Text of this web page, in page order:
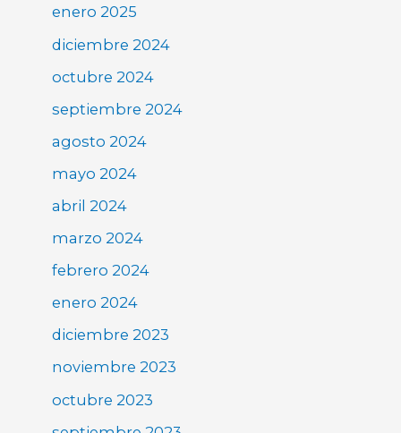
enero 2025
diciembre 2024
octubre 2024
septiembre 2024
agosto 2024
mayo 2024
abril 2024
marzo 2024
febrero 2024
enero 2024
diciembre 2023
noviembre 2023
octubre 2023